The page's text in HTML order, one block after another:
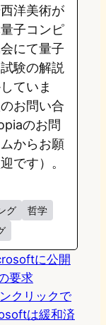
洋美術が
子コンピ
にて量子
験の解説
ていま
お問い合
のお問
からお願
です）。
グ
哲学
に公開
要求
クリックで
は緩和済